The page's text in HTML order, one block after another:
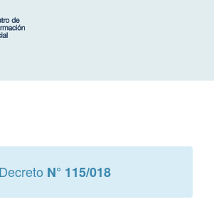
Decreto N° 115/018